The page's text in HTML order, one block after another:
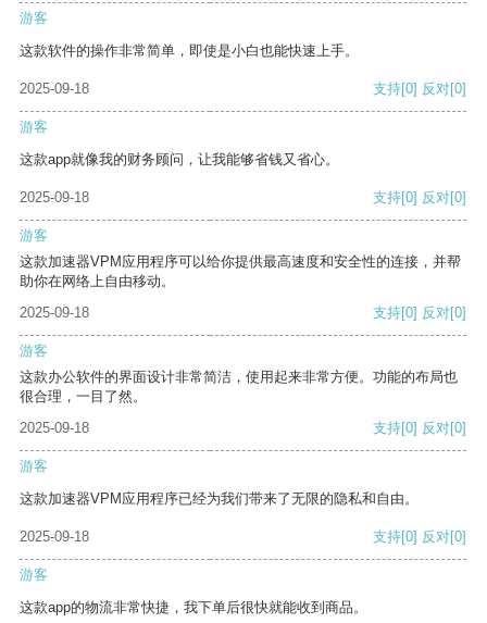
游客
这款软件的操作非常简单，即使是小白也能快速上手。
2025-09-18 支持[0] 反对[0]
游客
这款app就像我的财务顾问，让我能够省钱又省心。
2025-09-18 支持[0] 反对[0]
游客
这款加速器VPM应用程序可以给你提供最高速度和安全性的连接，并帮
助你在网络上自由移动。
2025-09-18
支持[0] 反对[0]
游客
这款办公软件的界面设计非常简洁，使用起来非常方便。功能的布局也
很合理，一目了然。
2025-09-18
支持[0] 反对[0]
游客
这款加速器VPM应用程序已经为我们带来了无限的隐私和自由。
2025-09-18 支持[0] 反对[0]
游客
这款app的物流非常快捷，我下单后很快就能收到商品。